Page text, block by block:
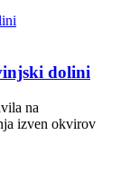
dolini
na
izven okvirov